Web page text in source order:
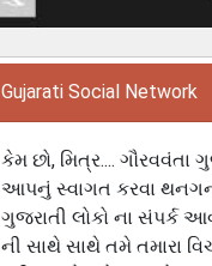
Gujarati Social Network
કેમ છો, મિત્ર....
આપનું સ્વાગત કરવા
ગુજરાતી લોકો ના સંપર્ક
ની સાથે સાથે તમે તમારા